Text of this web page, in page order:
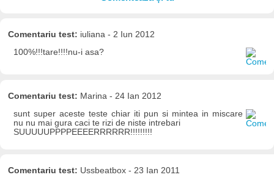
Comentariu test: iuliana - 2 Iun 2012
100%!!!tare!!!!nu-i asa?
Comentariu test: Marina - 24 Ian 2012
sunt super aceste teste chiar iti pun si mintea in miscare
nu nu mai gura caci te rizi de niste intrebari
SUUUUUPPPPEEEERRRRRR!!!!!!!!!
Comentariu test: Ussbeatbox - 23 Ian 2011